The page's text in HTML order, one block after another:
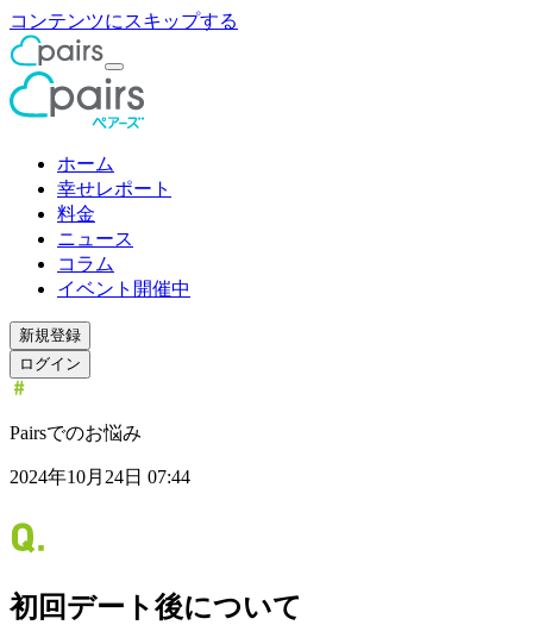
コンテンツにスキップする
ホーム
幸せレポート
料金
ニュース
コラム
イベント開催中
新規登録
ログイン
Pairsでのお悩み
2024年10月24日 07:44
初回デート後について